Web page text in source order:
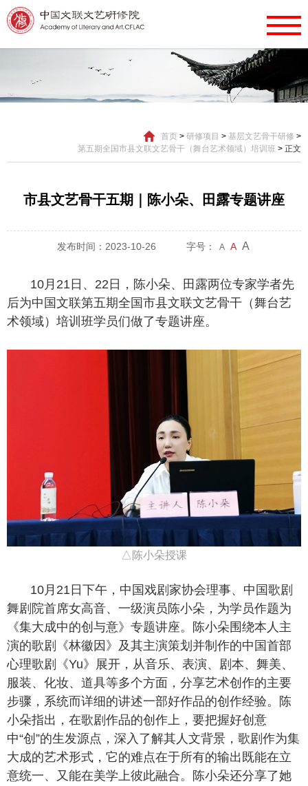
首页 > 研修项目 > 基层文艺骨干研修 >
第五期全国市县文联文艺骨干（舞台艺术领域）培训班 > 正文
市县文艺骨干五期｜陈小朵、田露专题讲座
发布时间：2023-10-26 字号： A A A
10月21日、22日，陈小朵、田露两位专家学者先
后为中国文联第五期全国市县文联文艺骨干（舞台艺
术领域）培训班学员们做了专题讲座。
△陈小朵授课
10月21日下午，中国戏剧家协会理事、中国歌剧
舞剧院首席女高音、一级演员陈小朵，为学员作题为
《集大成中的创与意》专题讲座。陈小朵围绕本人主
演的歌剧《林徽因》及其主演策划并制作的中国首部
心理歌剧《Yu》展开，从音乐、表演、剧本、舞美、
服装、化妆、道具等多个方面，分享艺术创作的主要
步骤，系统而详细的讲述一部好作品的创作经验。陈
小朵指出，在歌剧作品的创作上，要把握好创意
中“创”的生发源点，深入了解其人文背景，歌剧作为集
大成的艺术形式，它的难点在于所有的输出既能在立
意统一、又能在美学上彼此融合。陈小朵还分享了她